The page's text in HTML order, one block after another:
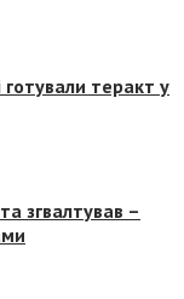
готували теракт у
згвалтував –